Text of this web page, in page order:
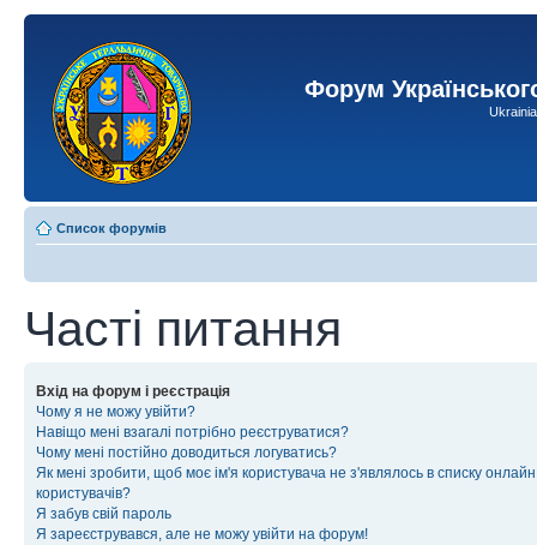
Форум
Список форумів
Часті питання
Вхід на форум і реєстрація
Чому я не можу увійти?
Навіщо мені взагалі потрібно реєструватися?
Чому мені постійно доводиться логуватись?
Як мені зробити, щоб моє ім'я користувача не з'являлось в списку онлайн
користувачів?
Я забув свій пароль
Я зареєструвався, але не можу увійти на форум!